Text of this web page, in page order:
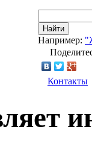
Найти
Например:
Контакты